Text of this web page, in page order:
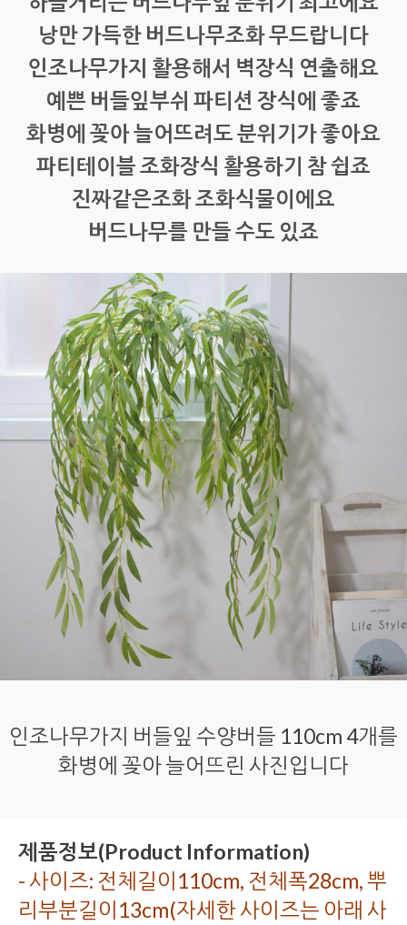
낭만 가득한 버드나무조화 무드랍니다
인조나무가지 활용해서 벽장식 연출해요
예쁜 버들잎부쉬 파티션 장식에 좋죠
화병에 꽂아 늘어뜨려도 분위기가 좋아요
파티테이블 조화장식 활용하기 참 쉽죠
진짜같은조화 조화식물이에요
버드나무를 만들 수도 있죠
인조나무가지 버들잎 수양버들 110cm 4개를
화병에 꽂아 늘어뜨린 사진입니다
제품정보(Product Information)
- 사이즈: 전체길이110cm, 전체폭28cm, 뿌
리부분길이13cm(자세한 사이즈는 아래 사